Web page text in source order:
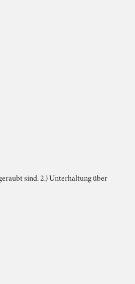
sind. 2.) Unterhaltung über